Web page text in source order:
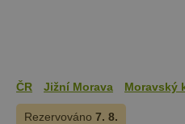
ČR Jižní Morava Moravský
Rezervováno 7. 8.